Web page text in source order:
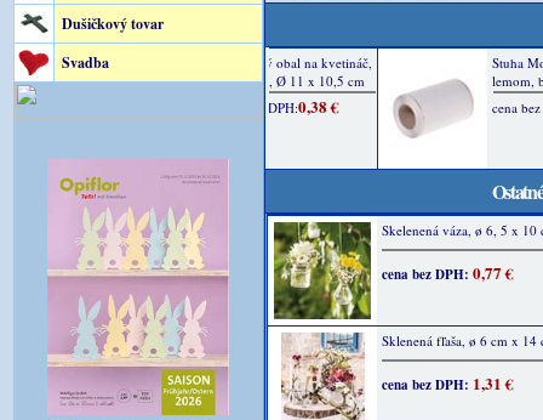
Dušičkový tovar
Svadba
Skelenená váza, ø 6, 5 x 10
cena bez DPH: 0,77 €
Sklenená fľaša, ø 6 cm x 14
cena bez DPH: 1,31 €